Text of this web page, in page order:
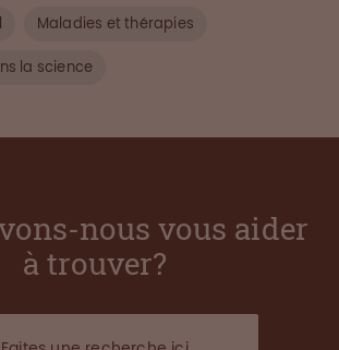
Maladies et thérapies
la science
nous vous aider
à trouver?